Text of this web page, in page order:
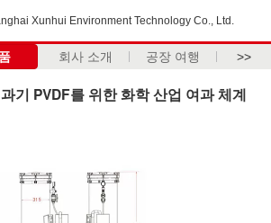
Xunhui Environment Technology Co., Ltd.
회사 소개 공장 여행 >>
기 PVDF를 위한 화학 산업 여과 체계